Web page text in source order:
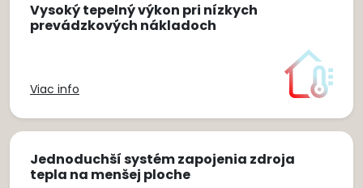
Vysoký tepelný výkon pri nízkych
prevádzkových nákladoch
Viac info
Jednoduchší systém zapojenia zdroja
tepla na menšej ploche